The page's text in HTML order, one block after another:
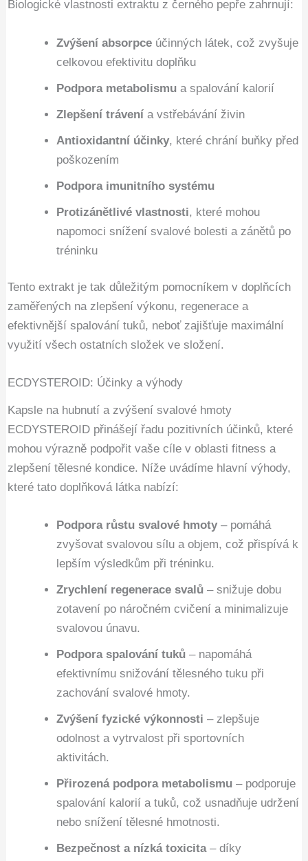
Biologické vlastnosti extraktu z černého pepře zahrnují:
Zvýšení absorpce účinných látek, což zvyšuje
celkovou efektivitu doplňku
Podpora metabolismu a spalování kalorií
Zlepšení trávení a vstřebávání živin
Antioxidantní účinky, které chrání buňky před
poškozením
Podpora imunitního systému
Protizánětlivé vlastnosti, které mohou
napomoci snížení svalové bolesti a zánětů po
tréninku
Tento extrakt je tak důležitým pomocníkem v doplňcích
zaměřených na zlepšení výkonu, regenerace a
efektivnější spalování tuků, neboť zajišťuje maximální
využití všech ostatních složek ve složení.
ECDYSTEROID: Účinky a výhody
Kapsle na hubnutí a zvýšení svalové hmoty
ECDYSTEROID přinášejí řadu pozitivních účinků, které
mohou výrazně podpořit vaše cíle v oblasti fitness a
zlepšení tělesné kondice. Níže uvádíme hlavní výhody,
které tato doplňková látka nabízí:
Podpora růstu svalové hmoty – pomáhá
zvyšovat svalovou sílu a objem, což přispívá k
lepším výsledkům při tréninku.
Zrychlení regenerace svalů – snižuje dobu
zotavení po náročném cvičení a minimalizuje
svalovou únavu.
Podpora spalování tuků – napomáhá
efektivnímu snižování tělesného tuku při
zachování svalové hmoty.
Zvýšení fyzické výkonnosti – zlepšuje
odolnost a vytrvalost při sportovních
aktivitách.
Přirozená podpora metabolismu – podporuje
spalování kalorií a tuků, což usnadňuje udržení
nebo snížení tělesné hmotnosti.
Bezpečnost a nízká toxicita– díky